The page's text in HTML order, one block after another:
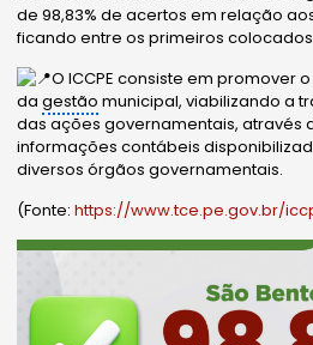
de 98,83% de acertos em relação
ficando entre os primeiros
O ICCPE consiste em promover
dagestão municipal, viabilizando a
das ações governamentais, através
informações contábeis
diversos órgãos governamentais.
(Fonte:https://www.tce.pe.gov.br/